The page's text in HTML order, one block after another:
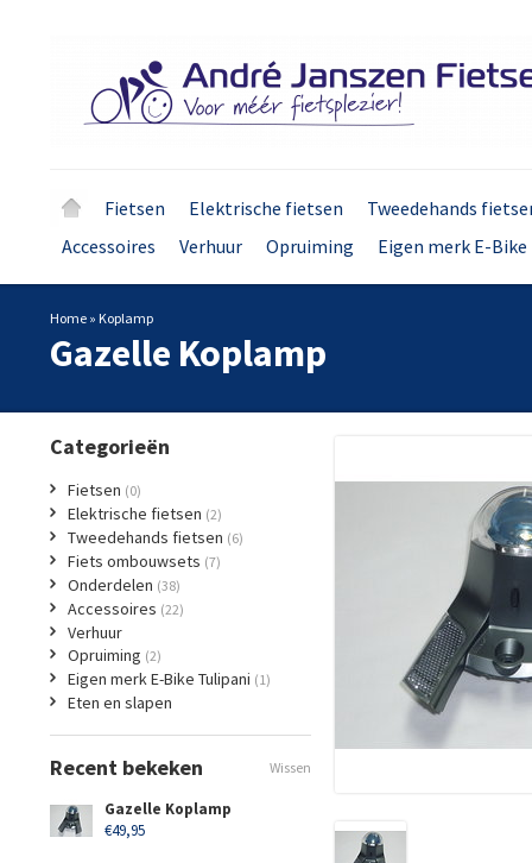
Fietsen Elektrische fietsen
Tweedehands
Accessoires
Verhuur Opruiming Eigen merk E-
Home » Koplamp
Gazelle Koplamp
Categorieën
Fietsen (0)
Elektrische fietsen (2)
Tweedehands fietsen (6)
Fiets ombouwsets (7)
Onderdelen (38)
Accessoires (22)
Verhuur
Opruiming (2)
Eigen merk E-Bike Tulipani (1)
Eten en slapen
Recent bekeken Wissen
Gazelle Koplamp
€49,95